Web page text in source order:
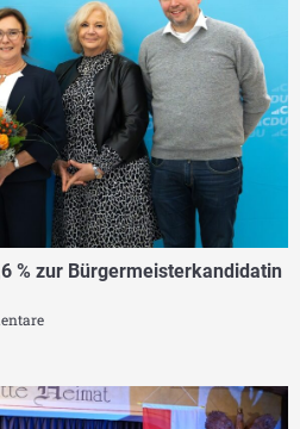
% zur Bürgermeisterkandidatin